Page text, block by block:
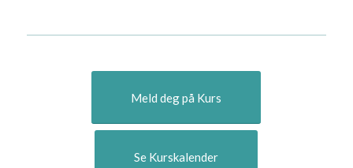
Meld deg på Kurs
Se Kurskalender